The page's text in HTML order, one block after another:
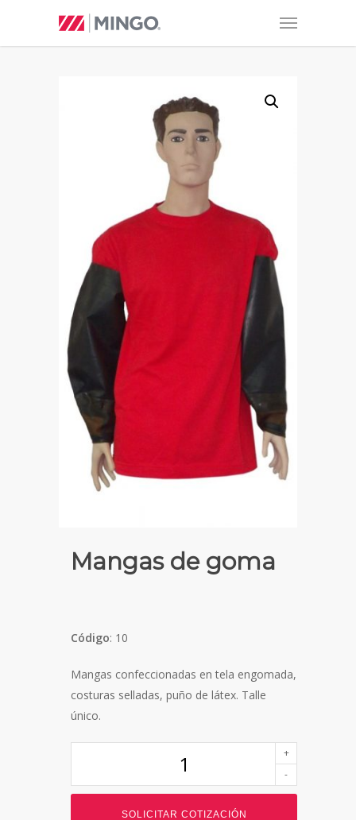
Mangas de goma
Código: 10
Mangas confeccionadas en tela engomada,
costuras selladas, puño de látex. Talle
único.
SOLICITAR COTIZACIÓN